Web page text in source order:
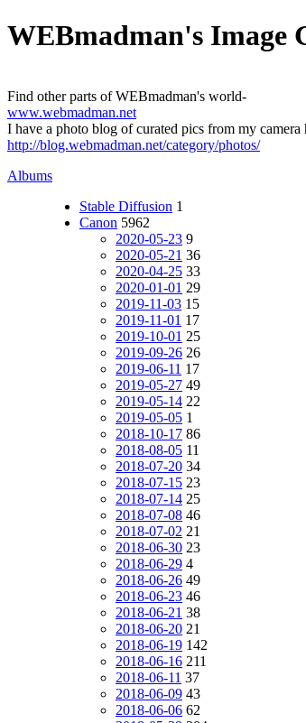
WEBmadman's Image
Find other parts of WEBmadman's world-
www.webmadman.net
I have a photo blog of curated pics from my camera
http://blog.webmadman.net/category/photos/
Albums
Stable Diffusion 1
Canon 5962
2020-05-23 9
2020-05-21 36
2020-04-25 33
2020-01-01 29
2019-11-03 15
2019-11-01 17
2019-10-01 25
2019-09-26 26
2019-06-11 17
2019-05-27 49
2019-05-14 22
2019-05-05 1
2018-10-17 86
2018-08-05 11
2018-07-20 34
2018-07-15 23
2018-07-14 25
2018-07-08 46
2018-07-02 21
2018-06-30 23
2018-06-29 4
2018-06-26 49
2018-06-23 46
2018-06-21 38
2018-06-20 21
2018-06-19 142
2018-06-16 211
2018-06-11 37
2018-06-09 43
2018-06-06 62